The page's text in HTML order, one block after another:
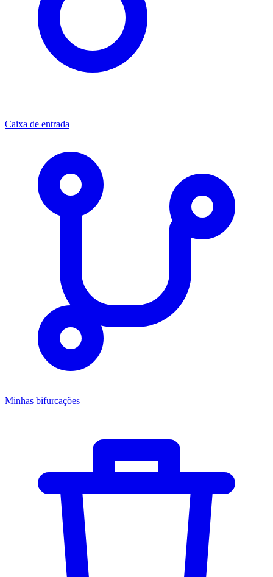
Caixa de entrada
Minhas bifurcações